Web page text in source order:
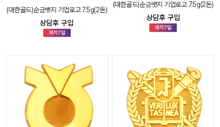
(대한골드)순금뱃지 기업로고 7.5g(2돈)
상담후 구입
(대한골드)순금뱃지 기업로고 7.5g(2돈)
상담후 구입